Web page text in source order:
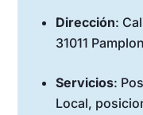
Dirección:
31011
Servicios:
Local,